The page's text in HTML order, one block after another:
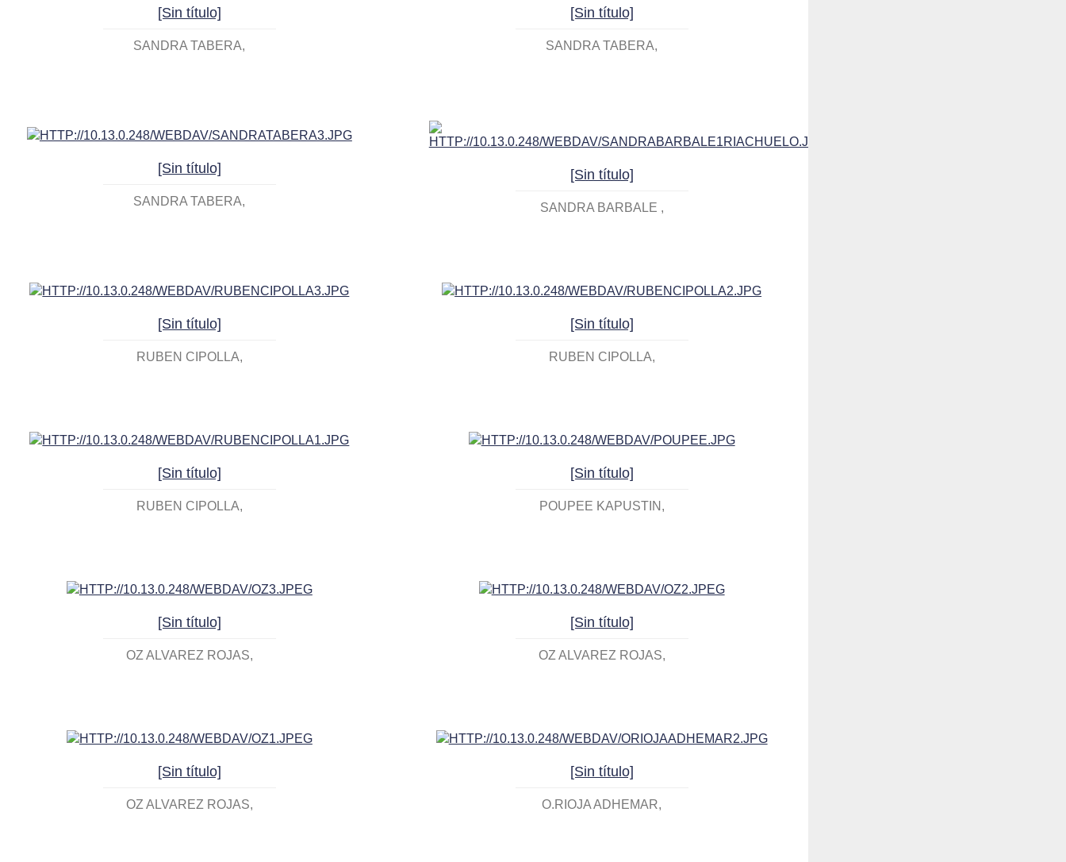
[Sin título]
SANDRA TABERA
[Sin título]
SANDRA TABERA
[Sin título]
SANDRA TABERA
[Sin título]
SANDRA BARBALE
[Sin título]
RUBEN CIPOLLA
[Sin título]
RUBEN CIPOLLA
[Sin título]
RUBEN CIPOLLA
[Sin título]
POUPEE KAPUSTIN
[Sin título]
OZ ALVAREZ ROJAS
[Sin título]
OZ ALVAREZ ROJAS
[Sin título]
OZ ALVAREZ ROJAS
[Sin título]
O.RIOJA ADHEMAR